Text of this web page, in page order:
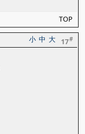
TOP
17#
大
中
小